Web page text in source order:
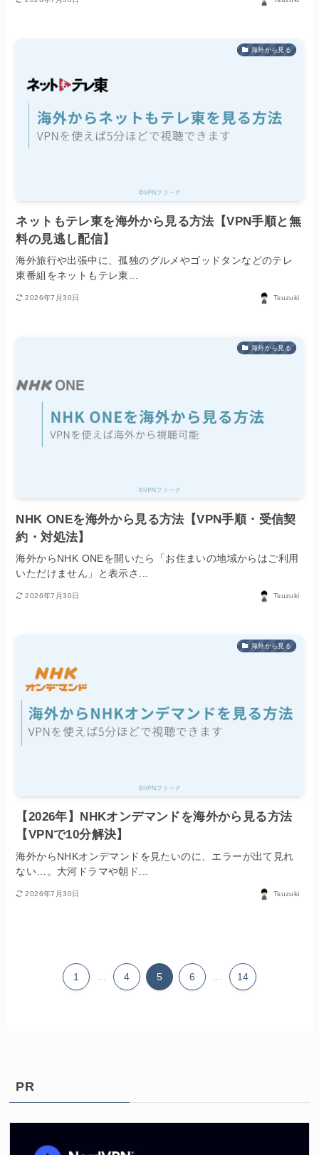
海外から見る
ネットもテレ東を海外から見る方法【VPN手順と無
料の見逃し配信】
海外旅行や出張中に、孤独のグルメやゴッドタンなどのテレ
東番組をネットもテレ東...
2026年7月30日 Tsuzuki
海外から見る
NHK ONEを海外から見る方法【VPN手順・受信契
約・対処法】
海外からNHK ONEを開いたら「お住まいの地域からはご利用
いただけません」と表示さ...
2026年7月30日 Tsuzuki
海外から見る
【2026年】NHKオンデマンドを海外から見る方法
【VPNで10分解決】
海外からNHKオンデマンドを見たいのに、エラーが出て見れ
ない…。大河ドラマや朝ド...
2026年7月30日 Tsuzuki
1 ... 4 5 6 ... 14
PR